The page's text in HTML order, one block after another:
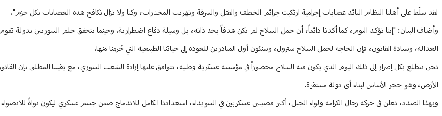
لقد سلّط على أهلنا النظام البائد عصابات إجرامية ارتكبت جرائم الخطف والقتل والسرقة وتهريب المخدرات، وكنا ولا نزال نكافح هذه العصابات بكل حزم".
وأضاف البيان: "إننا نؤكد اليوم، كما أكدنا دائماً، أن حمل السلاح لم يكن هدفاً بحد ذاته، بل وسيلة دفاع اضطرارية. وحينما يتحقق حلم السوريين بدولة
العدالة، وسيادة القانون، فإن الحاجة لحمل السلاح ستزول، وسنكون أول المبادرين للعودة إلى حياتنا الطبيعية التي حُرمنا منها.
نحن نتطلع بكل إصرار إلى ذلك اليوم الذي يكون فيه السلاح محصوراً في مؤسسة عسكرية وطنية، تتوافق عليها إرادة الشعب السوري، مع يقيننا المطلق بإن
الأرض، وهو حجر الأساس لبناء أي دولة مستقرة.
وبهذا الصدد، نعلن في حركة رجال الكرامة ولواء الجبل، أكبر فصيلين عسكريين في السويداء، استعدادنا الكامل للاندماج ضمن جسم عسكري ليكون نواةً